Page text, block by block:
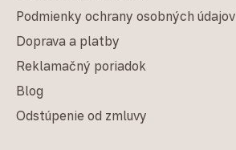
Podmienky ochrany osobných údajov
Doprava a platby
Reklamačný poriadok
Blog
Odstúpenie od zmluvy